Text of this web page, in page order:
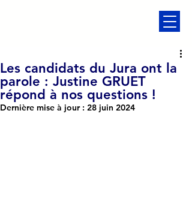
Les candidats du Jura ont la
parole : Justine GRUET
répond à nos questions !
Dernière mise à jour : 28 juin 2024